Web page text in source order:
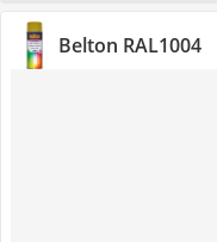
Belton RAL1004